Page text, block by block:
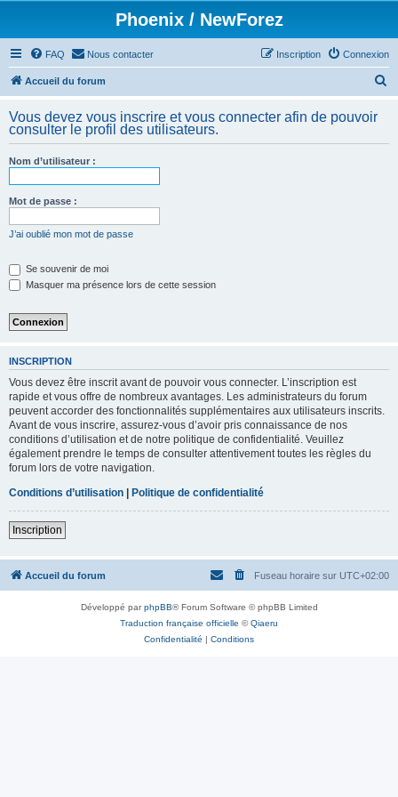
Phoenix / NewForez
FAQ Nous contacter Connexion
Inscription
Accueil du forum
h
Vous devez vous inscrire et vous connecter afin de pouvoir
consulter le profil des utilisateurs.
Nom d’utilisateur :
Mot de passe :
J’ai oublié mon mot de passe
Se souvenir de moi
Masquer ma présence lors de cette session
INSCRIPTION
Vous devez être inscrit avant de pouvoir vous connecter. L’inscription est
rapide et vous offre de nombreux avantages. Les administrateurs du forum
peuvent accorder des fonctionnalités supplémentaires aux utilisateurs inscrits.
Avant de vous inscrire, assurez-vous d’avoir pris connaissance de nos
conditions d’utilisation et de notre politique de confidentialité. Veuillez
également prendre le temps de consulter attentivement toutes les règles du
forum lors de votre navigation.
Conditions d’utilisation | Politique de confidentialité
Inscription
Accueil du forum Fuseau horaire sur UTC+02:00
Développé parphpBB® Forum Software © phpBB Limited
Traduction française officielle ©Qiaeru
Confidentialité | Conditions